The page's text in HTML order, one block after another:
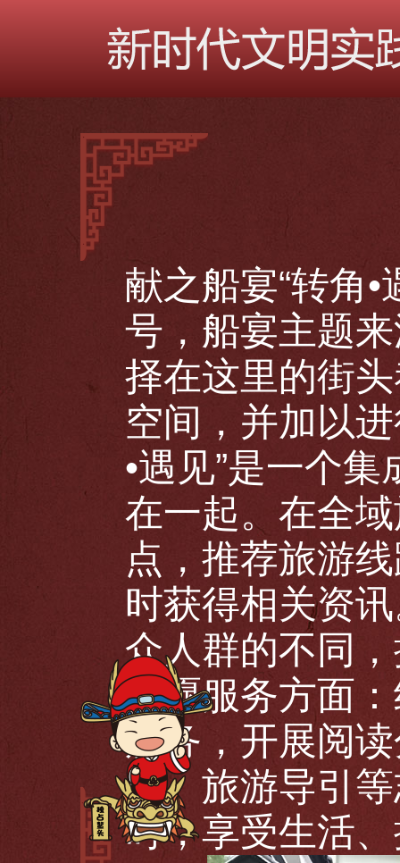
献之船宴“转角
号，船宴主题
择在这里的街
空间，并加以
•遇见”是一个
在一起。在全
点，推荐旅游
时获得相关资
众人群的不同
志愿服务方面
服务，开展阅
伞、旅游导引
时，享受生活